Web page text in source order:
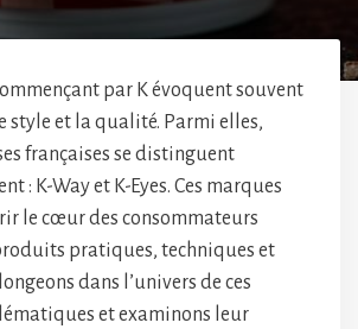
par K évoquent souvent
style et la qualité. Parmi elles,
françaises se distinguent
: K-Way et K-Eyes. Ces marques
le cœur des consommateurs
pratiques, techniques et
dans l’univers de ces
et examinons leur